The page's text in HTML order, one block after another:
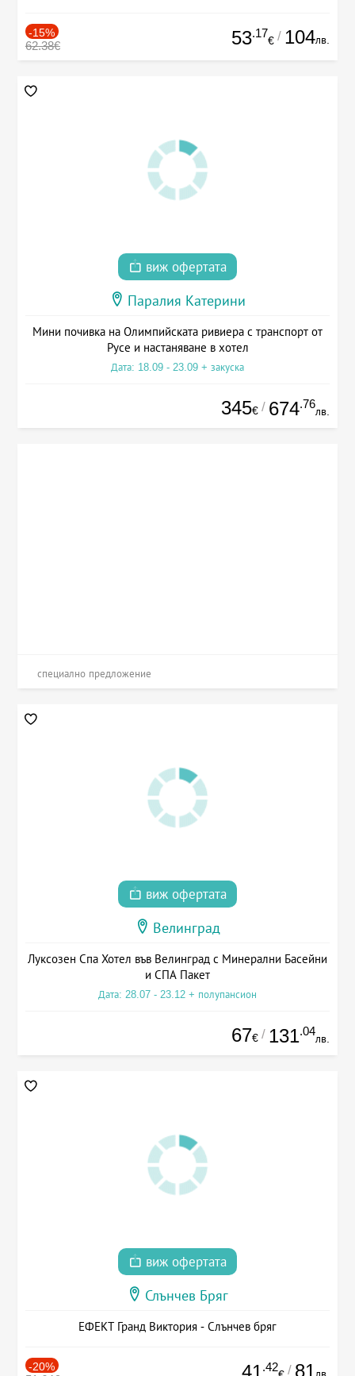
-15%
62.38€ 53.17
€ / 104лв.
виж офертата
Паралия Катерини
Мини почивка на Олимпийската ривиера с транспорт от
Русе и настаняване в хотел
Дата: 18.09 - 23.09 + закуска
345€ / 674.76
лв.
специално предложение
виж офертата
Велинград
Луксозен Спа Хотел във Велинград с Минерални Басейни
и СПА Пакет
Дата: 28.07 - 23.12 + полупансион
67€ / 131.04
лв.
виж офертата
Слънчев Бряг
ЕФЕКТ Гранд Виктория - Слънчев бряг
-20% 41 .42 / 81